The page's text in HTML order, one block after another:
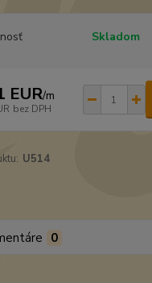
Skladom
EUR/m
bez DPH
U514
0